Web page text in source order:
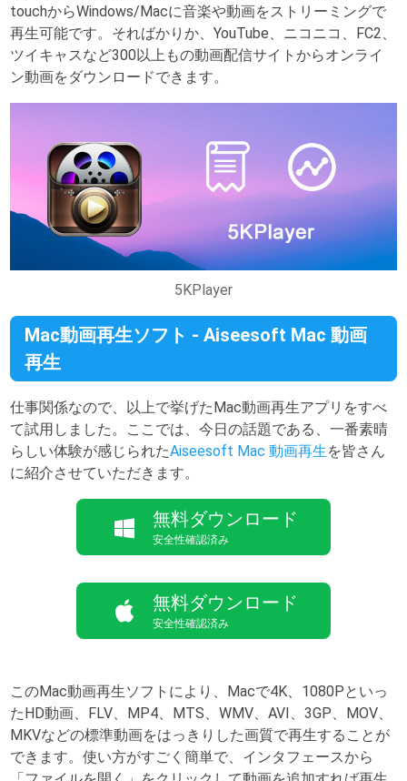
touchからWindows/Macに音楽や動画をストリーミングで
再生可能です。そればかりか、YouTube、ニコニコ、FC2、
ツイキャスなど300以上もの動画配信サイトからオンライ
ン動画をダウンロードできます。
5KPlayer
Mac動画再生ソフト - Aiseesoft Mac 動画
再生
仕事関係なので、以上で挙げたMac動画再生アプリをすべ
て試用しました。ここでは、今日の話題である、一番素晴
らしい体験が感じられたAiseesoft Mac 動画再生を皆さん
に紹介させていただきます。
無料ダウンロード
安全性確認済み
無料ダウンロード
安全性確認済み
このMac動画再生ソフトにより、Macで4K、1080Pといっ
たHD動画、FLV、MP4、MTS、WMV、AVI、3GP、MOV、
MKVなどの標準動画をはっきりした画質で再生することが
できます。使い方がすごく簡単で、インタフェースから